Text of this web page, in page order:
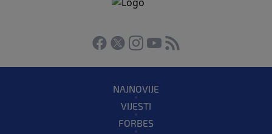
NAJNOVIJE
VIJESTI
FORBES